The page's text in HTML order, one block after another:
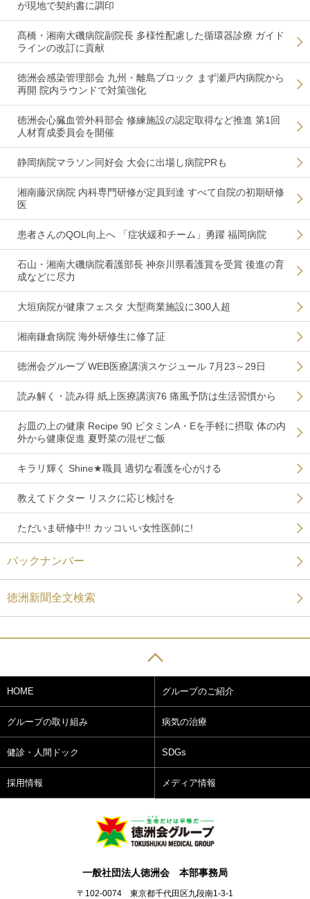
が現地で契約書に調印
髙橋・湘南大磯病院副院長 多様性配慮した循環器診療 ガイド
ラインの改訂に貢献
徳洲会感染管理部会 九州・離島ブロック まず瀬戸内病院から
再開 院内ラウンドで対策強化
徳洲会心臓血管外科部会 修練施設の認定取得など推進 第1回
人材育成委員会を開催
静岡病院マラソン同好会 大会に出場し病院PRも
湘南藤沢病院 内科専門研修が定員到達 すべて自院の初期研修
医
患者さんのQOL向上へ 「症状緩和チーム」勇躍 福岡病院
石山・湘南大磯病院看護部長 神奈川県看護賞を受賞 後進の育
成などに尽力
大垣病院が健康フェスタ 大型商業施設に300人超
湘南鎌倉病院 海外研修生に修了証
徳洲会グループ WEB医療講演スケジュール 7月23～29日
読み解く・読み得 紙上医療講演76 痛風予防は生活習慣から
お皿の上の健康 Recipe 90 ビタミンA・Eを手軽に摂取 体の内
外から健康促進 夏野菜の混ぜご飯
キラリ輝く Shine★職員 適切な看護を心がける
教えてドクター リスクに応じ検討を
ただいま研修中!! カッコいい女性医師に!
バックナンバー
徳洲新聞全文検索
HOME グループのご紹介
グループの取り組み 病気の治療
健診・人間ドック SDGs
採用情報 メディア情報
一般社団法人徳洲会 本部事務局
〒102-0074 東京都千代田区九段南1-3-1